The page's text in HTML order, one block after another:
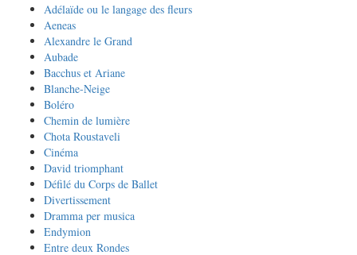
Adélaïde ou le langage des fleurs
Aeneas
Alexandre le Grand
Aubade
Bacchus et Ariane
Blanche-Neige
Boléro
Chemin de lumière
Chota Roustaveli
Cinéma
David triomphant
Défilé du Corps de Ballet
Divertissement
Dramma per musica
Endymion
Entre deux Rondes